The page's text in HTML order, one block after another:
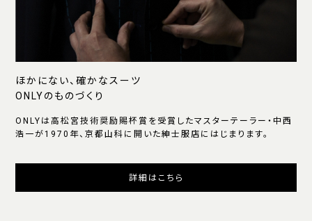
ほかにない、確かなスーツ
ONLYのものづくり
ONLYは高松宮技術奨励賜杯賞を受賞したマスターテーラー・中西
浩一が1970年、京都山科に開いた紳士服店にはじまります。
詳細はこちら